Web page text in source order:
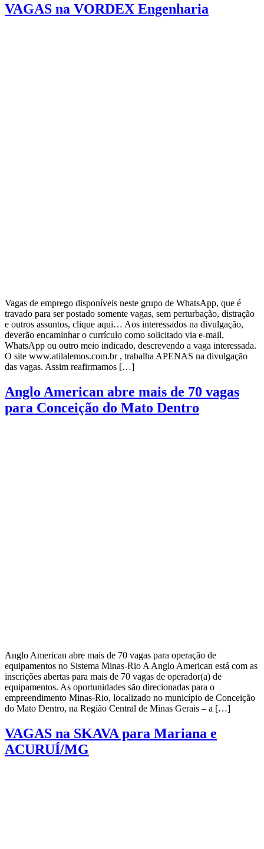
VAGAS na VORDEX Engenharia
Vagas de emprego disponíveis neste grupo de WhatsApp, que é
travado para ser postado somente vagas, sem perturbação, distração
e outros assuntos, clique aqui… Aos interessados na divulgação,
deverão encaminhar o currículo como solicitado via e-mail,
WhatsApp ou outro meio indicado, descrevendo a vaga interessada.
O site www.atilalemos.com.br , trabalha APENAS na divulgação
das vagas. Assim reafirmamos […]
Anglo American abre mais de 70 vagas
para Conceição do Mato Dentro
Anglo American abre mais de 70 vagas para operação de
equipamentos no Sistema Minas-Rio A Anglo American está com as
inscrições abertas para mais de 70 vagas de operador(a) de
equipamentos. As oportunidades são direcionadas para o
empreendimento Minas-Rio, localizado no município de Conceição
do Mato Dentro, na Região Central de Minas Gerais – a […]
VAGAS na SKAVA para Mariana e
ACURUÍ/MG